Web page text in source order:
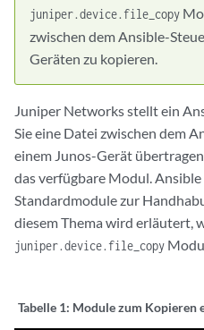
juniper.device.file_copy
zwischen dem Ansible-
Geräten zu kopieren.
Juniper Networks stellt ein
Sie eine Datei zwischen dem
einem Junos-Gerät
das verfügbare Modul.
Standardmodule zur
diesem Thema wird erläutert,
juniper.device.file_copy
Tabelle 1: Module zum Kopieren